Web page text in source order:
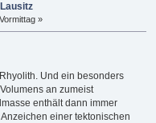
»
Und ein besonders
an zumeist
enthält dann immer
einer tektonischen